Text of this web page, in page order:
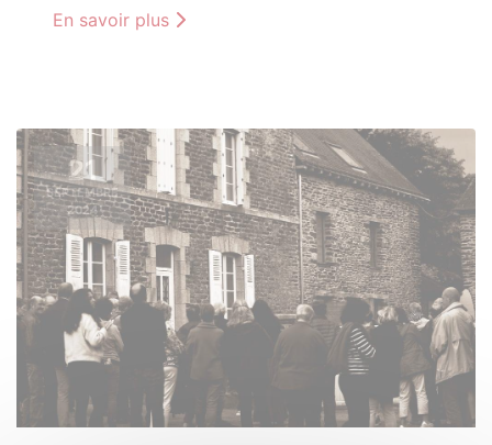
En savoir plus
21
SEPTEMBRE
2024